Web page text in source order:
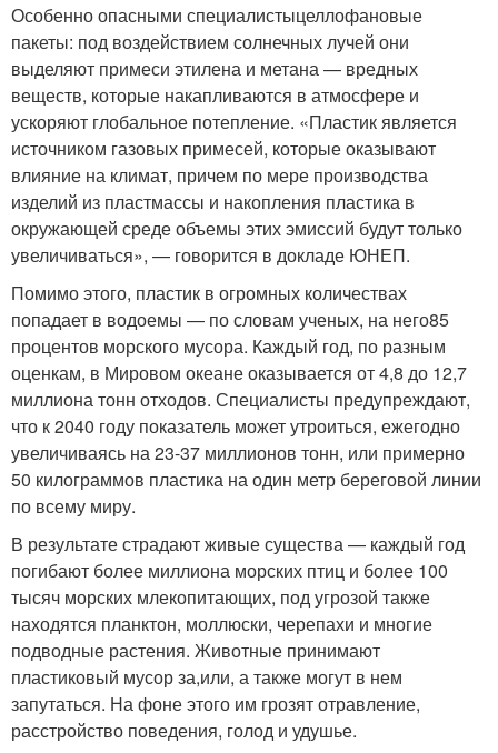
Особенно опасными специалистыцеллофановые
пакеты: под воздействием солнечных лучей они
выделяют примеси этилена и метана — вредных
веществ, которые накапливаются в атмосфере и
ускоряют глобальное потепление. «Пластик является
источником газовых примесей, которые оказывают
влияние на климат, причем по мере производства
изделий из пластмассы и накопления пластика в
окружающей среде объемы этих эмиссий будут только
увеличиваться», — говорится в докладе ЮНЕП.
Помимо этого, пластик в огромных количествах
попадает в водоемы — по словам ученых, на него85
процентов морского мусора. Каждый год, по разным
оценкам, в Мировом океане оказывается от 4,8 до 12,7
миллиона тонн отходов. Специалисты предупреждают,
что к 2040 году показатель может утроиться, ежегодно
увеличиваясь на 23-37 миллионов тонн, или примерно
50 килограммов пластика на один метр береговой линии
по всему миру.
В результате страдают живые существа — каждый год
погибают более миллиона морских птиц и более 100
тысяч морских млекопитающих, под угрозой также
находятся планктон, моллюски, черепахи и многие
подводные растения. Животные принимают
пластиковый мусор за,или, а также могут в нем
запутаться. На фоне этого им грозят отравление,
расстройство поведения, голод и удушье.